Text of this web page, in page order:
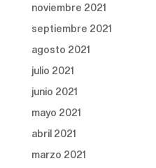
noviembre 2021
septiembre 2021
agosto 2021
julio 2021
junio 2021
mayo 2021
abril 2021
marzo 2021